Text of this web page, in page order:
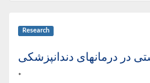
Research
در درمانهای دندانپزشکی
*